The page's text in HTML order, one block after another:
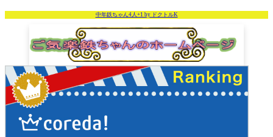
中年鉄ちゃん4人+1 by ドクトルK